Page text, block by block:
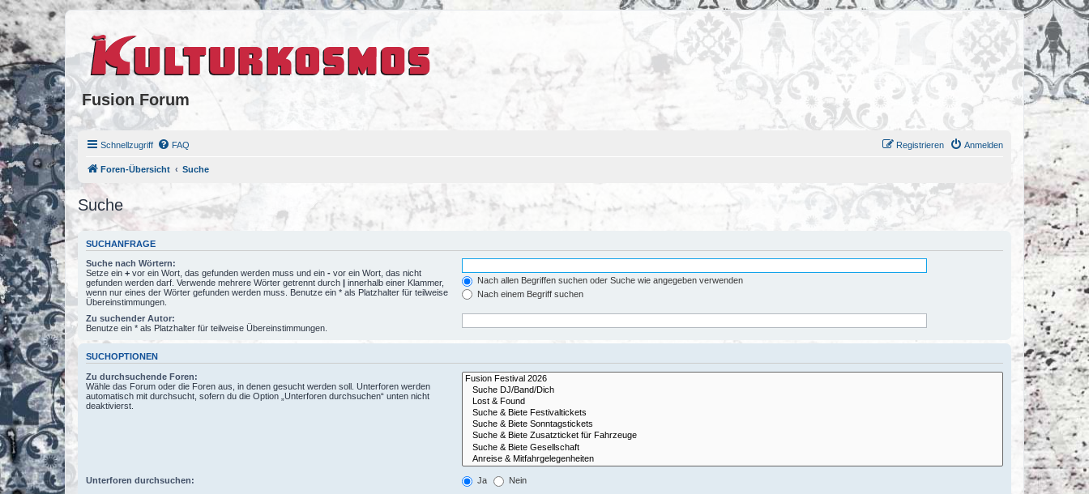
Fusion Forum
Schnellzugriff FAQ Anmelden
Registrieren
Foren-Übersicht Suche
Suche
SUCHANFRAGE
Suche nach Wörtern:
Setze ein + vor ein Wort, das gefunden werden muss und ein - vor ein Wort, das nicht
gefunden werden darf. Verwende mehrere Wörter getrennt durch | innerhalb einer Klammer,
wenn nur eines der Wörter gefunden werden muss. Benutze ein * als Platzhalter für teilweise
Übereinstimmungen.
Nach allen Begriffen suchen oder Suche wie angegeben verwenden
Nach einem Begriff suchen
Zu suchender Autor:
Benutze ein * als Platzhalter für teilweise Übereinstimmungen.
SUCHOPTIONEN
Zu durchsuchende Foren:
Wähle das Forum oder die Foren aus, in denen gesucht werden soll. Unterforen werden
automatisch mit durchsucht, sofern du die Option „Unterforen durchsuchen“ unten nicht
deaktivierst.
Unterforen durchsuchen: Ja Nein